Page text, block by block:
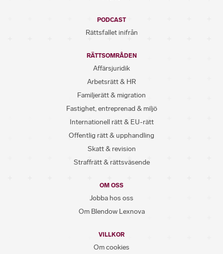
PODCAST
Rättsfallet inifrån
RÄTTSOMRÅDEN
Affärsjuridik
Arbetsrätt & HR
Familjerätt & migration
Fastighet, entreprenad & miljö
Internationell rätt & EU-rätt
Offentlig rätt & upphandling
Skatt & revision
Straffrätt & rättsväsende
OM OSS
Jobba hos oss
Om Blendow Lexnova
VILLKOR
Om cookies